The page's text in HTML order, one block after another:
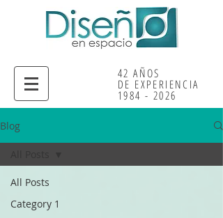
42 AÑOS
DE EXPERIENCIA
1984 - 2026
Blog
All Posts
Category 1